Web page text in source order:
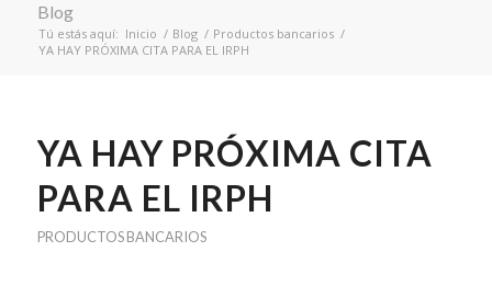
Blog
Tú estás aquí: Inicio / Blog / Productos bancarios /
YA HAY PRÓXIMA CITA PARA EL IRPH
YA HAY PRÓXIMA CITA
PARA EL IRPH
PRODUCTOS BANCARIOS